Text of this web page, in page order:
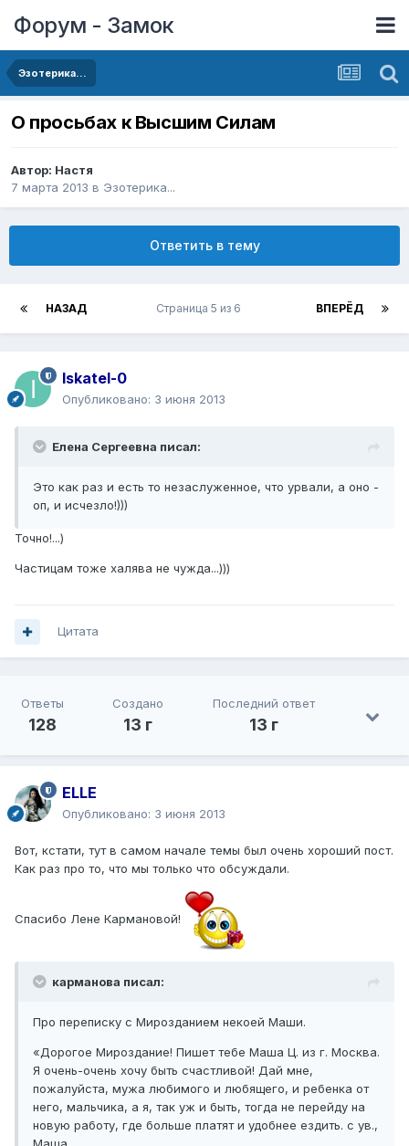
Форум - Замок
Эзотерика...
О просьбах к Высшим Силам
Автор: Настя
7 марта 2013 в Эзотерика...
Ответить в тему
НАЗАД ВПЕРЁД
Страница 5 из 6
Iskatel-0
Опубликовано: 3 июня 2013
Елена Сергеевна писал:
Это как раз и есть то незаслуженное, что урвали, а оно -
оп, и исчезло!)))
Точно!...)
Частицам тоже халява не чужда...)))
Цитата
Ответы
128
Создано
13 г
Последний ответ
13 г
ELLE
Опубликовано: 3 июня 2013
Вот, кстати, тут в самом начале темы был очень хороший пост.
Как раз про то, что мы только что обсуждали.
Спасибо Лене Кармановой!
карманова писал:
Про переписку с Мирозданием некоей Маши.
«Дорогое Мироздание! Пишет тебе Маша Ц. из г. Москва.
Я очень-очень хочу быть счастливой! Дай мне,
пожалуйста, мужа любимого и любящего, и ребенка от
него, мальчика, а я, так уж и быть, тогда не перейду на
новую работу, где больше платят и удобнее ездить. с ув.,